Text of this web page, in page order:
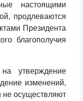
настоящими
продлеваются
Президента
благополучия
утверждение
изменений,
осуществляют